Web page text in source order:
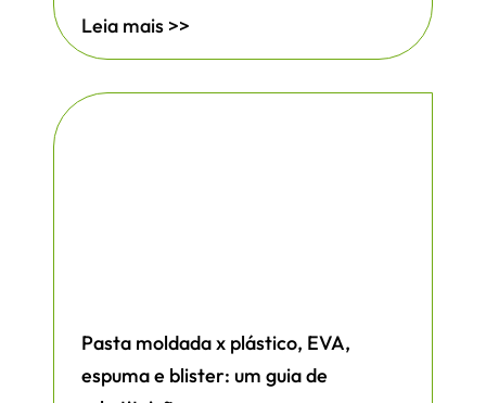
Leia mais >>
Pasta moldada x plástico, EVA,
espuma e blister: um guia de